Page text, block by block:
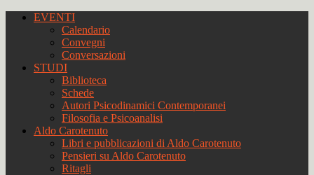
EVENTI
Calendario
Convegni
Conversazioni
STUDI
Biblioteca
Schede
Autori Psicodinamici Contemporanei
Filosofia e Psicoanalisi
Aldo Carotenuto
Libri e pubblicazioni di Aldo Carotenuto
Pensieri su Aldo Carotenuto
Ritagli